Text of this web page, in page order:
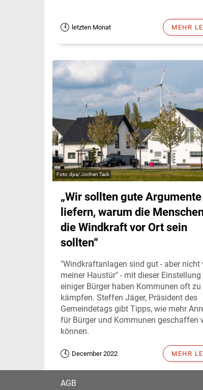
letzten Monat MEHR
dpa/ Jochen Tack
„Wir sollten gute Argumente
liefern, warum die
die Windkraft vor Ort sein
sollten“
"Windkraftanlagen sind gut - aber nicht
meiner Haustür" - mit dieser Einstellung
einiger Bürger haben Kommunen oft zu
kämpfen. Steffen Jäger, Präsident des
Gemeindetags gibt Tipps, wie mehr
für Bürger und Kommunen geschaffen
können.
December 2022 MEHR
AGB